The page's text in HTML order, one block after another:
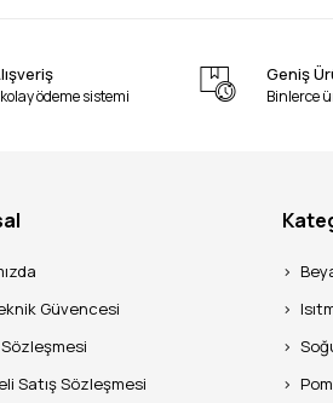
ödeme sistemi
Geniş
Binlerce
Güvencesi
Satış Sözleşmesi